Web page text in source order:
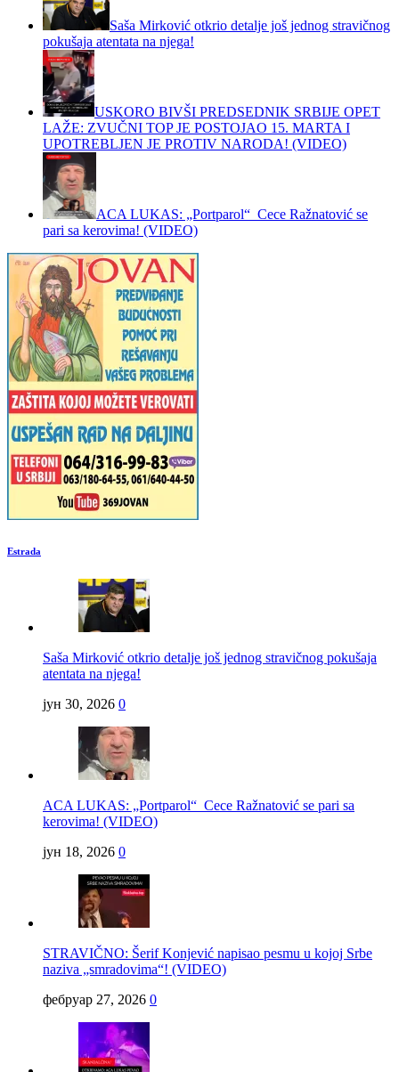
Saša Mirković otkrio detalje još jednog stravičnog
pokušaja atentata na njega!
USKORO BIVŠI PREDSEDNIK SRBIJE OPET
LAŽE: ZVUČNI TOP JE POSTOJAO 15. MARTA I
UPOTREBLJEN JE PROTIV NARODA! (VIDEO)
ACA LUKAS: „Portparol“ Cece Ražnatović se
pari sa kerovima! (VIDEO)
Estrada
Saša Mirković otkrio detalje još jednog stravičnog pokušaja
atentata na njega!
јун 30, 2026 0
ACA LUKAS: „Portparol“ Cece Ražnatović se pari sa
kerovima! (VIDEO)
јун 18, 2026 0
STRAVIČNO: Šerif Konjević napisao pesmu u kojoj Srbe
naziva „smradovima“! (VIDEO)
фебруар 27, 2026 0